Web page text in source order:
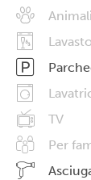
TV
Per